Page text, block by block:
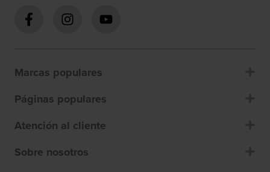
Marcas populares
Páginas populares
Atención al cliente
Sobre nosotros